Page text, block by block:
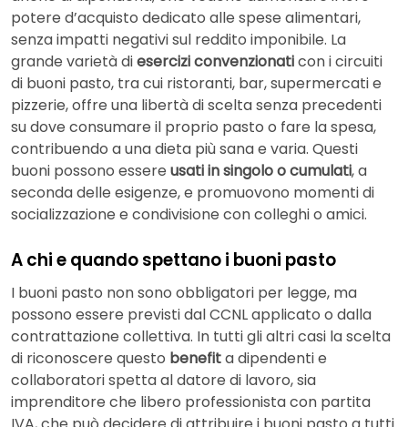
potere d’acquisto dedicato alle spese alimentari,
senza impatti negativi sul reddito imponibile. La
grande varietà diesercizi convenzionaticon i circuiti
di buoni pasto, tra cui ristoranti, bar, supermercati e
pizzerie, offre una libertà di scelta senza precedenti
su dove consumare il proprio pasto o fare la spesa,
contribuendo a una dieta più sana e varia. Questi
buoni possono essere usati in singolo o cumulati, a
seconda delle esigenze, e promuovono momenti di
socializzazione e condivisione con colleghi o amici.
A chi e quando spettano i buoni pasto
I buoni pasto non sono obbligatori per legge, ma
possono essere previsti dal CCNL applicato o dalla
contrattazione collettiva. In tutti gli altri casi la scelta
di riconoscere questo benefita dipendenti e
collaboratori spetta al datore di lavoro, sia
imprenditore che libero professionista con partita